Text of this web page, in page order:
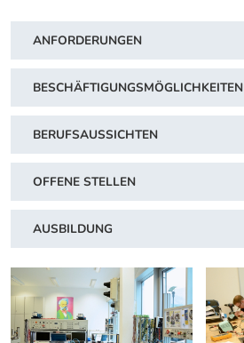
ANFORDERUNGEN
BESCHÄFTIGUNGSMÖGLICHKEITEN
BERUFSAUSSICHTEN
OFFENE STELLEN
AUSBILDUNG